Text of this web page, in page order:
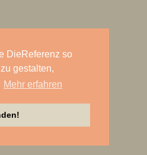
DieReferenz so
gestalten,
Mehr erfahren